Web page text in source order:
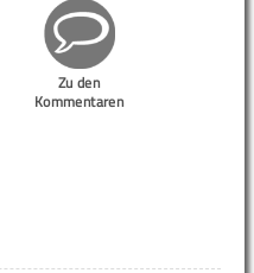
Zu den
Kommentaren